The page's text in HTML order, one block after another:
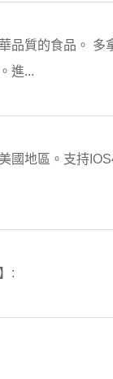
品質的食品。
進...
國地區。支持
: